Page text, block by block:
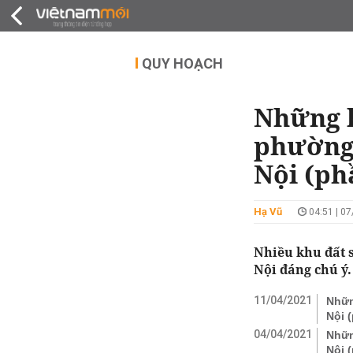
QUY HOẠCH
Những
Nội
Hạ Vũ 04:51 |
Nhiều khu đất
Nội đáng chú ý.
11/04/2021
Nội
04/04/2021
Nội